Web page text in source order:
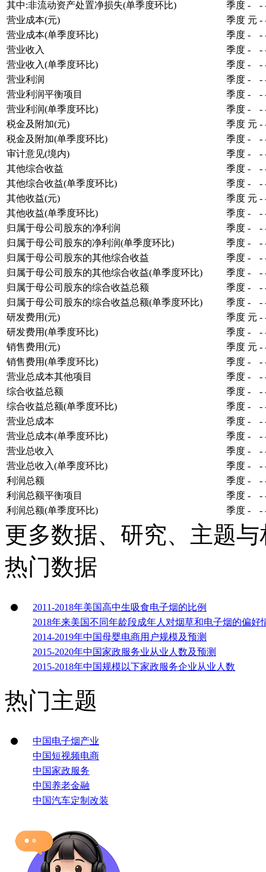
其中:非流动资产处置净损失(单季度环比) 季度 - -
营业成本(元)
季度 元 -
营业成本(单季度环比)
季度 - -
营业收入
季度 - -
营业收入(单季度环比)
季度 - -
营业利润
季度 - -
营业利润平衡项目
季度 - -
营业利润(单季度环比)
季度 - -
税金及附加(元)
季度 元 -
税金及附加(单季度环比)
季度 - -
审计意见(境内)
季度 - -
其他综合收益
季度 - -
其他综合收益(单季度环比)
季度 - -
其他收益(元)
季度 元 -
其他收益(单季度环比)
季度 - -
归属于母公司股东的净利润
季度 - -
归属于母公司股东的净利润(单季度环比)
季度 - -
归属于母公司股东的其他综合收益
季度 - -
归属于母公司股东的其他综合收益(单季度环比)
季度 - -
归属于母公司股东的综合收益总额
季度 - -
归属于母公司股东的综合收益总额(单季度环比)
季度 - -
研发费用(元)
季度 元 -
研发费用(单季度环比)
季度 - -
销售费用(元)
季度 元 -
销售费用(单季度环比)
季度 - -
营业总成本其他项目
季度 - -
综合收益总额
季度 - -
综合收益总额(单季度环比)
季度 - -
营业总成本
季度 - -
营业总成本(单季度环比)
季度 - -
营业总收入
季度 - -
营业总收入(单季度环比)
季度 - -
利润总额
季度 - -
利润总额平衡项目
季度 - -
利润总额(单季度环比)
季度 - -
更多数据、研究、主题
热门数据
2011-2018年美国高中生吸食电子烟的比例
2018年来美国不同年龄段成年人对烟草和电子烟的偏好
2014-2019年中国母婴电商用户规模及预测
2015-2020年中国家政服务业从业人数及预测
2015-2018年中国规模以下家政服务企业从业人数
热门主题
中国电子烟产业
中国短视频电商
中国家政服务
中国养老金融
中国汽车定制改装